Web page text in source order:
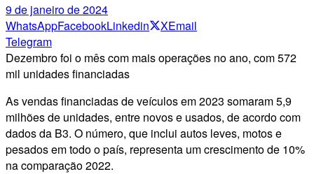
9 de janeiro de 2024
WhatsAppFacebookLinkedin XEmail
Telegram
Dezembro foi o mês com mais operações no ano, com 572
mil unidades financiadas
As vendas financiadas de veículos em 2023 somaram 5,9
milhões de unidades, entre novos e usados, de acordo com
dados da B3. O número, que inclui autos leves, motos e
pesados em todo o país, representa um crescimento de 10%
na comparação 2022.